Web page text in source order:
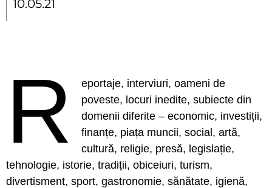
10.05.21
R
eportaje, interviuri, oameni de
poveste, locuri inedite, subiecte din
domenii diferite – economic, investiții,
finanțe, piața muncii, social, artă,
cultură, religie, presă, legislație,
tehnologie, istorie, tradiții, obiceiuri, turism,
divertisment, sport, gastronomie, sănătate, igienă,